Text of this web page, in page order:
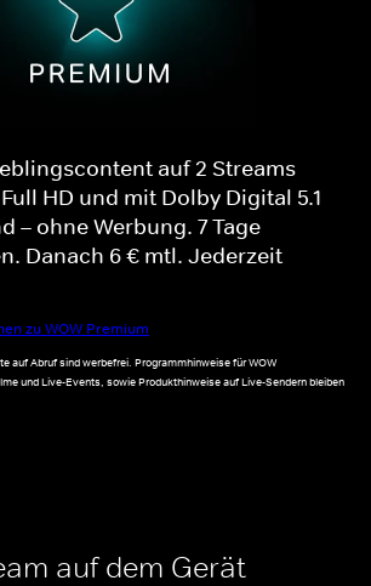
auf 2 Streams
HD und mit Dolby Digital 5.1
– ohne Werbung. 7 Tage
Danach 6 € mtl. Jederzeit
zu WOW Premium
auf Abruf sind werbefrei. Programmhinweise für WOW
und Live-Events, sowie Produkthinweise auf Live-Sendern bleiben
auf dem Gerät